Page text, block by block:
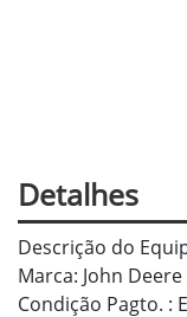
Detalhes
Descrição do
Marca: John
Condição Pagto. :